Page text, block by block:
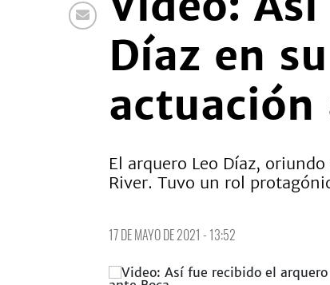
Díaz en
actuación
El arquero Leo Díaz,
River. Tuvo un rol
17 DE MAYO DE 2021 - 13:52